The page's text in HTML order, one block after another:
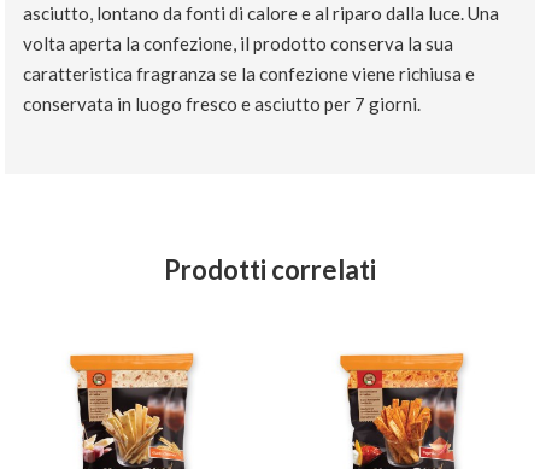
asciutto, lontano da fonti di calore e al riparo dalla luce. Una
volta aperta la confezione, il prodotto conserva la sua
caratteristica fragranza se la confezione viene richiusa e
conservata in luogo fresco e asciutto per 7 giorni.
Prodotti correlati